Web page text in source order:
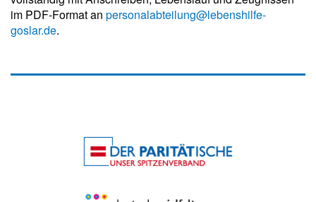
im PDF-Format an personalabteilung@lebenshilfe-
goslar.de.